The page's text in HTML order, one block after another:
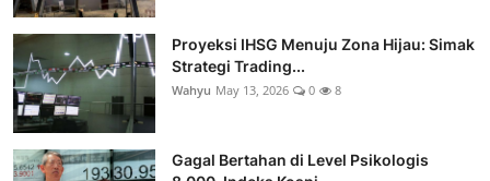
Proyeksi IHSG Menuju Zona Hijau: Simak
Strategi Trading...
Wahyu May 13, 2026 0 8
Gagal Bertahan di Level Psikologis